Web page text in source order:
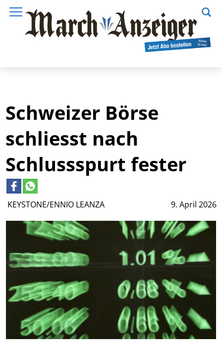
KEYSTONE/ENNIO LEANZA 9. April 2026
Schweizer Börse
schliesst nach
Schlussspurt fester